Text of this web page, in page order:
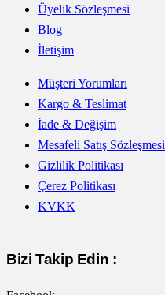
Üyelik Sözleşmesi
Blog
İletişim
Müşteri Yorumları
Kargo & Teslimat
İade & Değişim
Mesafeli Satış Sözleşmesi
Gizlilik Politikası
Çerez Politikası
KVKK
Bizi Takip Edin :